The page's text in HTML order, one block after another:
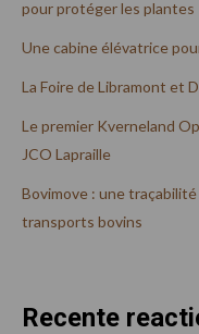
pour protéger les plantes
Une cabine élévatrice
La Foire de Libramont et
Le premier Kverneland
JCO Lapraille
Bovimove : une
transports bovins
Recente